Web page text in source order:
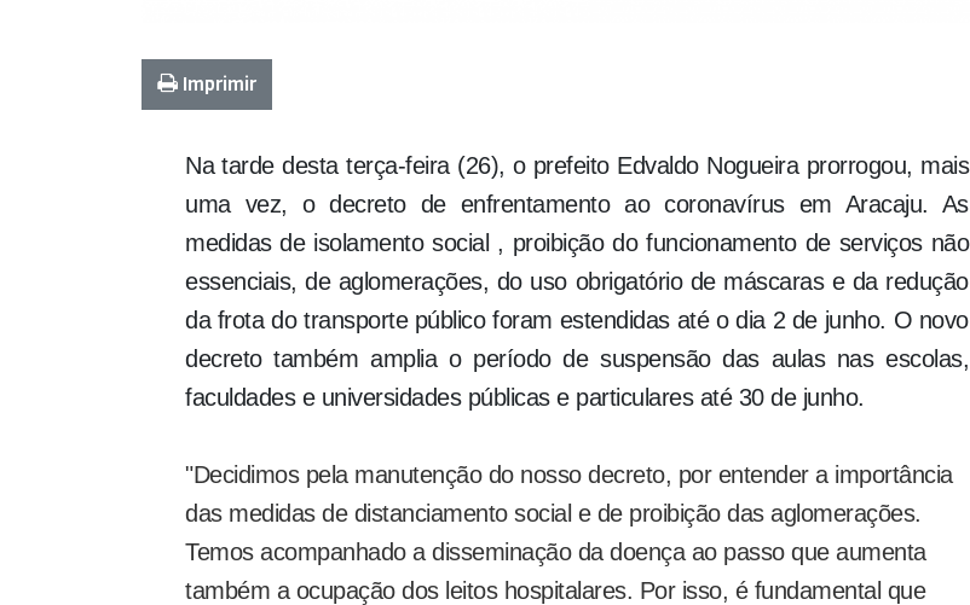
Imprimir
Na tarde desta terça-feira (26), o prefeito Edvaldo Nogueira prorrogou, mais
uma vez, o decreto de enfrentamento ao coronavírus em Aracaju. As
medidas de isolamento social , proibição do funcionamento de serviços não
essenciais, de aglomerações, do uso obrigatório de máscaras e da redução
da frota do transporte público foram estendidas até o dia 2 de junho. O novo
decreto também amplia o período de suspensão das aulas nas escolas,
faculdades e universidades públicas e particulares até 30 de junho.
"Decidimos pela manutenção do nosso decreto, por entender a importância
das medidas de distanciamento social e de proibição das aglomerações.
Temos acompanhado a disseminação da doença ao passo que aumenta
também a ocupação dos leitos hospitalares. Por isso, é fundamental que